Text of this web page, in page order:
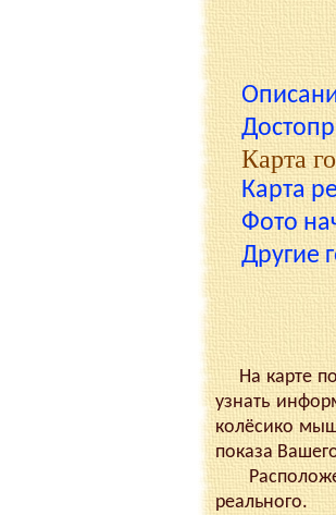
Карта
Карта
Фото
Другие
На карте
узнать
колёсико
показа
реального.